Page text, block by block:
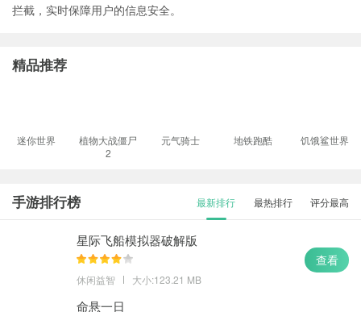
拦截，实时保障用户的信息安全。
精品推荐
迷你世界
植物大战僵尸
2
元气骑士 地铁跑酷 饥饿鲨世界
手游排行榜 最新排行 最热排行 评分最高
星际飞船模拟器破解版
休闲益智 大小:123.21 MB
查看
命悬一日